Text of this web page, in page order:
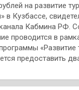
на развитие
в Кузбассе,
Кабмина РФ.
проводится в
«Развитие
предоставить